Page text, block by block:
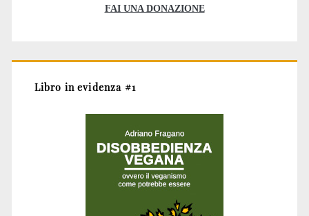
FAI UNA DONAZIONE
Libro in evidenza #1